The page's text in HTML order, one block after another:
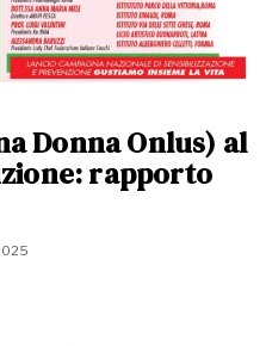
Donna Onlus) al
rapporto